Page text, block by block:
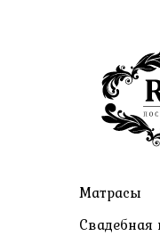
Матрасы
Свадебная